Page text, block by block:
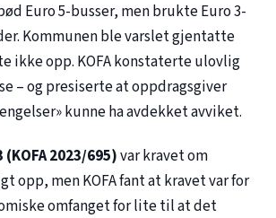
Euro 5-busser, men brukte Euro 3-
Kommunen ble varslet gjentatte
ikke opp. KOFA konstaterte ulovlig
– og presiserte at oppdragsgiver
kunne ha avdekket avviket.
2023/695)var kravet om
opp, men KOFA fant at kravet var for
omfanget for lite til at det